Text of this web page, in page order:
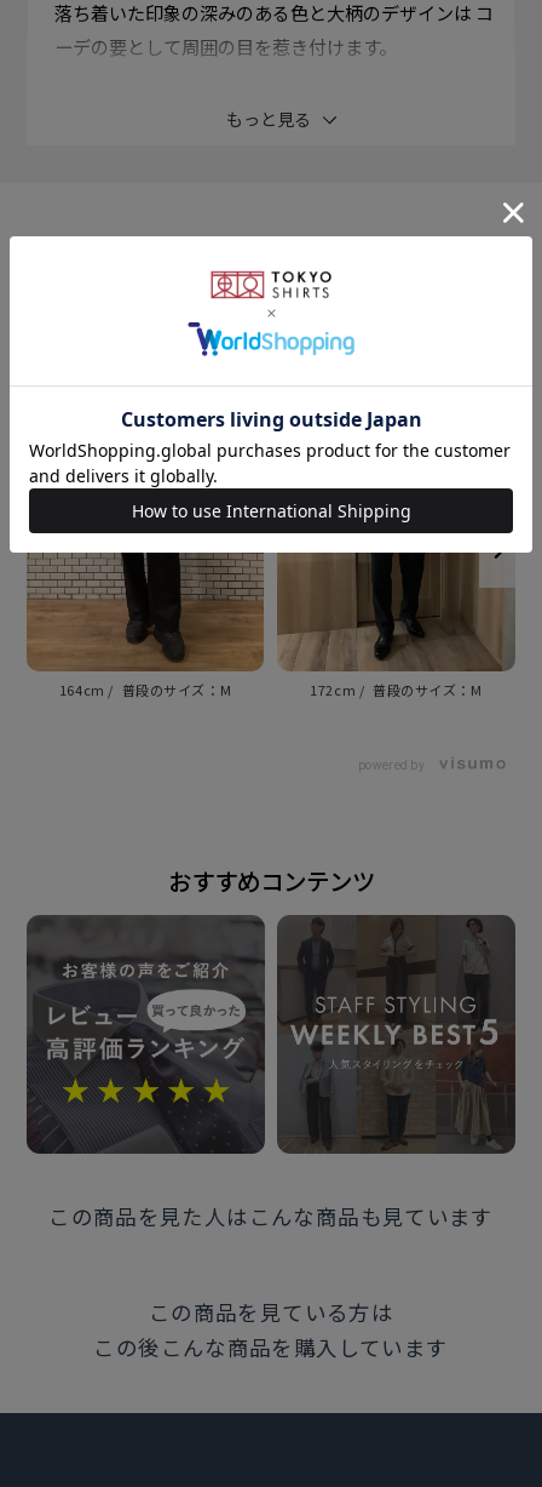
落ち着いた印象の深みのある色と大柄のデザインは コ
ーデの要として周囲の目を惹き付けます。
シルク100%の柔らかな風合いは手に馴染み、気持ちよ
地に染み込むのを防いでくれます。
同じシリーズはこちら
素材
全長：約145cm 大剣幅：8.0cm
原産国
中国
この商品に対するお問い合わせ
もっと見る
このアイテムを使ったスタイリング
M
164cm M
172cm
powered by
おすすめコンテンツ
この商品を見た人はこんな商品も見ています
この商品を見ている方は
この後こんな商品を購入しています